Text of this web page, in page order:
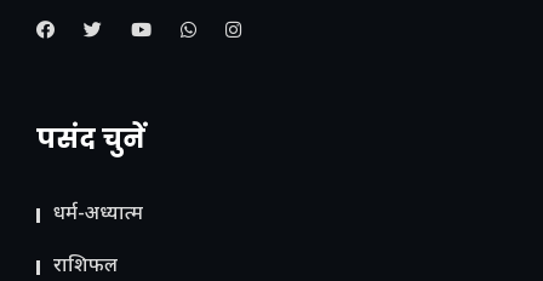
पसंद चुनें
धर्म-अध्यात्म
राशिफल